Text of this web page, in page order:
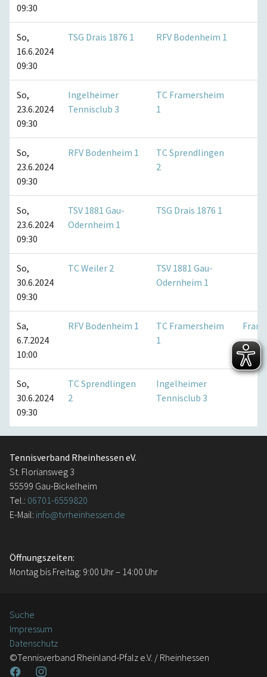
09:30
So,
16.6.2024
09:30
TSG Drais 1876 1 RFV Bodenheim 1
So,
23.6.2024
09:30
Ingelheimer
Tennisclub 3
TC Framersheim
1
So,
23.6.2024
09:30
RFV Bodenheim 1
TC Sprendlingen
2
So,
23.6.2024
09:30
TSV 1881 Gau-
Odernheim 1
TSG Drais 1876 1
So,
30.6.2024
09:30
TC Weiler 2
TSV 1881 Gau-
Odernheim 1
Sa,
6.7.2024
10:00
RFV Bodenheim 1
TC Framersheim
1
So,
30.6.2024
09:30
TC Sprendlingen
2
Ingelheimer
Tennisclub 3
Tennisverband Rheinhessen eV.
St. Floriansweg 3
55599 Gau-Bickelheim
Tel.: 06701-6559820
E-Mail: info@tvrheinhessen.de
Öffnungszeiten:
Montag bis Freitag: 9:00 Uhr – 14:00 Uhr
Suche
Impressum
Datenschutz
©Tennisverband Rheinland-Pfalz e.V. / Rheinhessen